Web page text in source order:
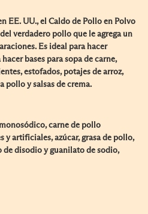
EE. UU., el Caldo de Pollo en Polvo
verdadero pollo que le agrega un
Es ideal para hacer
bases para sopa de carne,
estofados, potajes de arroz,
pollo y salsas de crema.
carne de pollo
y artificiales, azúcar, grasa de pollo,
disodio y guanilato de sodio,